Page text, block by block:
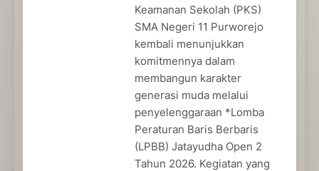
Keamanan Sekolah (PKS)
SMA Negeri 11 Purworejo
kembali menunjukkan
komitmennya dalam
membangun karakter
generasi muda melalui
penyelenggaraan *Lomba
Peraturan Baris Berbaris
(LPBB) Jatayudha Open 2
Tahun 2026. Kegiatan yang